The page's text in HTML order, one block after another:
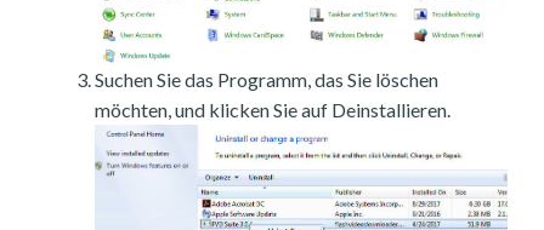
Suchen Sie das Programm, das Sie löschen
möchten, und klicken Sie auf Deinstallieren.